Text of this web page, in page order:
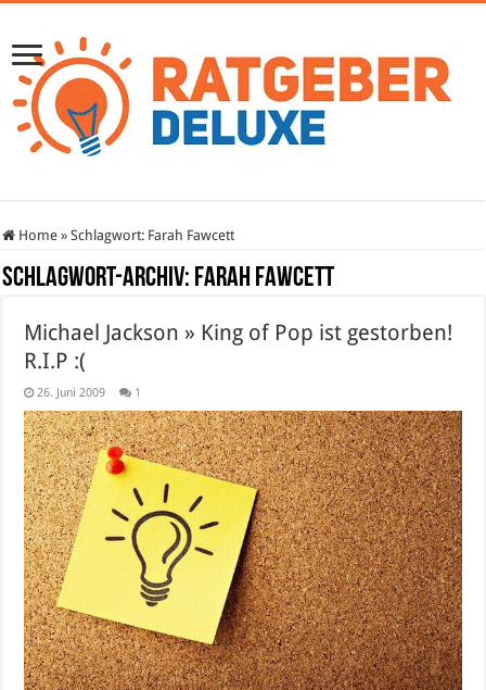
Home » Schlagwort: Farah Fawcett
Schlagwort-Archiv: Farah Fawcett
Michael Jackson » King of Pop ist gestorben!
R.I.P :(
26. Juni 2009 1